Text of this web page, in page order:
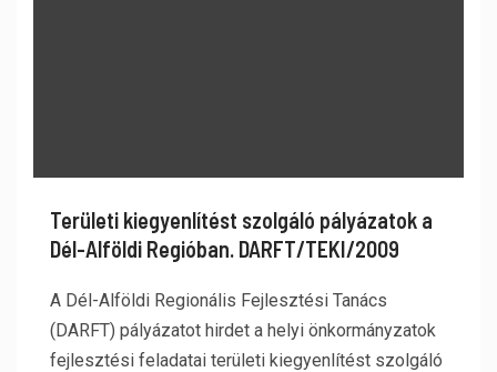
Területi kiegyenlítést szolgáló pályázatok a
Dél-Alföldi Regióban. DARFT/TEKI/2009
A Dél-Alföldi Regionális Fejlesztési Tanács
(DARFT) pályázatot hirdet a helyi önkormányzatok
fejlesztési feladatai területi kiegyenlítést szolgáló